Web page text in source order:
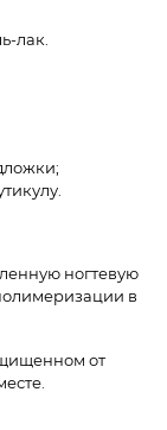
лак.
ногтевую
в
от